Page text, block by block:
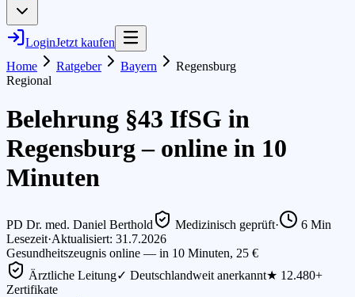
LoginJetzt kaufen
Home
Ratgeber Bayern
Regensburg
Regional
Belehrung §43 IfSG in
Regensburg – online in 10
Minuten
PD Dr. med. Daniel Berthold Medizinisch geprüft· 6 Min
Lesezeit·Aktualisiert: 31.7.2026
Gesundheitszeugnis online — in 10 Minuten, 25 €
Ärztliche Leitung✓ Deutschlandweit anerkannt★ 12.480+
Zertifikate